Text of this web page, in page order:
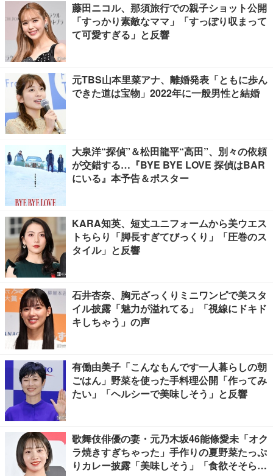
藤田ニコル、那須旅行での親子ショット公開
「すっかり素敵なママ」「すっぽり収まって
て可愛すぎる」と反響
元TBS山本里菜アナ、離婚発表「ともに歩ん
できた道は宝物」2022年に一般男性と結婚
大泉洋“探偵”＆松田龍平“高田”、別々の依頼
が交錯する…『BYE BYE LOVE 探偵はBAR
にいる』本予告＆ポスター
KARA知英、短丈ユニフォームから美ウエス
トちらり「脚長すぎてびっくり」「圧巻のス
タイル」と反響
石井杏奈、胸元ざっくりミニワンピで美スタ
イル披露「魅力が溢れてる」「視線にドキド
キしちゃう」の声
有働由美子「こんなもんです一人暮らしの朝
ごはん」野菜を使った手料理公開「作ってみ
たい」「ヘルシーで美味しそう」と反響
歌舞伎俳優の妻・元乃木坂46能條愛未「オク
ラ焼きすぎちゃった」手作りの夏野菜たっぷ
りカレー披露「美味しそう」「食欲そそられ